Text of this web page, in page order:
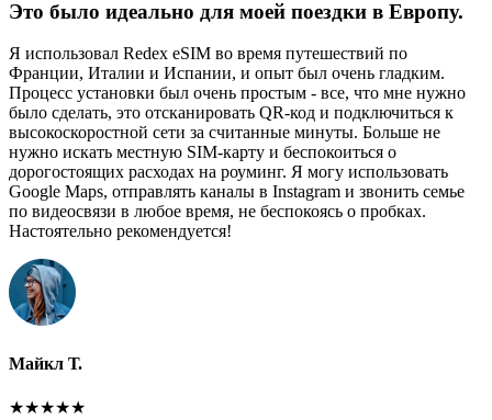
Это было идеально для моей поездки в Европу.
Я использовал Redex eSIM во время путешествий по
Франции, Италии и Испании, и опыт был очень гладким.
Процесс установки был очень простым - все, что мне нужно
было сделать, это отсканировать QR-код и подключиться к
высокоскоростной сети за считанные минуты. Больше не
нужно искать местную SIM-карту и беспокоиться о
дорогостоящих расходах на роуминг. Я могу использовать
Google Maps, отправлять каналы в Instagram и звонить семье
по видеосвязи в любое время, не беспокоясь о пробках.
Настоятельно рекомендуется!
Майкл Т.
★★★★★